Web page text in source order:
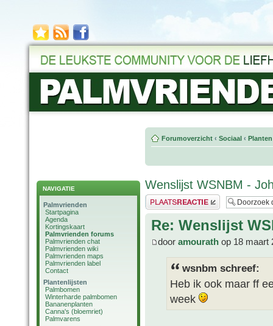
NAVIGATIE
Palmvrienden
Startpagina
Agenda
Kortingskaart
Palmvrienden forums
Palmvrienden chat
Palmvrienden wiki
Palmvrienden maps
Palmvrienden label
Contact
Plantenlijsten
Palmbomen
Winterharde palmbomen
Bananenplanten
Canna's (bloemriet)
Palmvarens
Forumoverzicht ‹ Sociaal ‹
Wenslijst WSNBM -
Plaats een reactie
Re: Wenslijst
door amourath op 18 maart
wsnbm schreef:
Heb ik ook maar ff
week